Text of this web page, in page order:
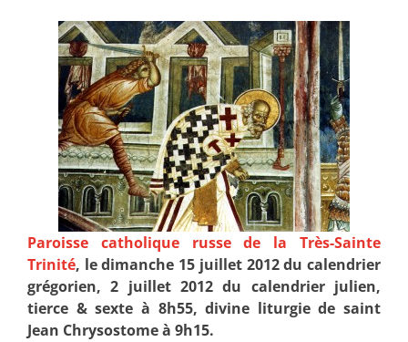
Paroisse catholique russe de la Très-Sainte
Trinité, le dimanche 15 juillet 2012 du calendrier
grégorien, 2 juillet 2012 du calendrier julien,
tierce & sexte à 8h55, divine liturgie de saint
Jean Chrysostome à 9h15.